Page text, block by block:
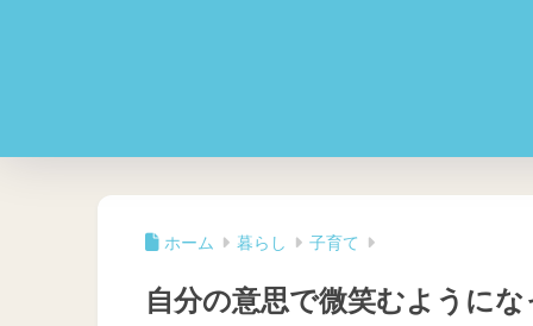
ホーム 暮らし 子育て
自分の意思で微笑むように